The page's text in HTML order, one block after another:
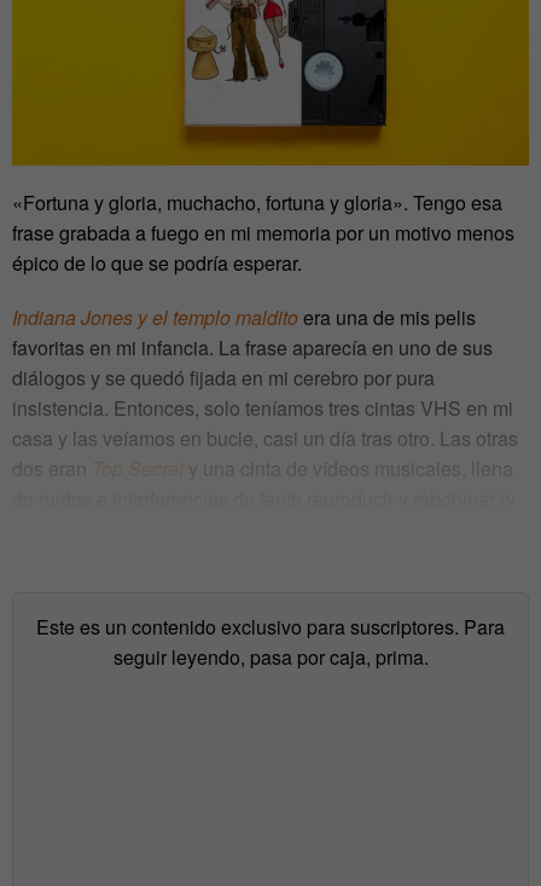
«Fortuna y gloria, muchacho, fortuna y gloria». Tengo esa
frase grabada a fuego en mi memoria por un motivo menos
épico de lo que se podría esperar.
Indiana Jones y el templo malditoera una de mis pelis
favoritas en mi infancia. La frase aparecía en uno de sus
diálogos y se quedó fijada en mi cerebro por pura
insistencia. Entonces, solo teníamos tres cintas VHS en mi
casa y las veíamos en bucle, casi un día tras otro. Las otras
dos eran Top Secret y una cinta de vídeos musicales, llena
Este es un contenido exclusivo para suscriptores. Para
seguir leyendo, pasa por caja, prima.